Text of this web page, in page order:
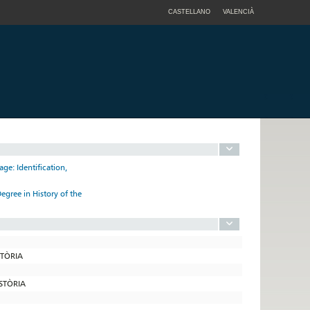
CASTELLANO VALENCIÀ
Identification,
in History of the